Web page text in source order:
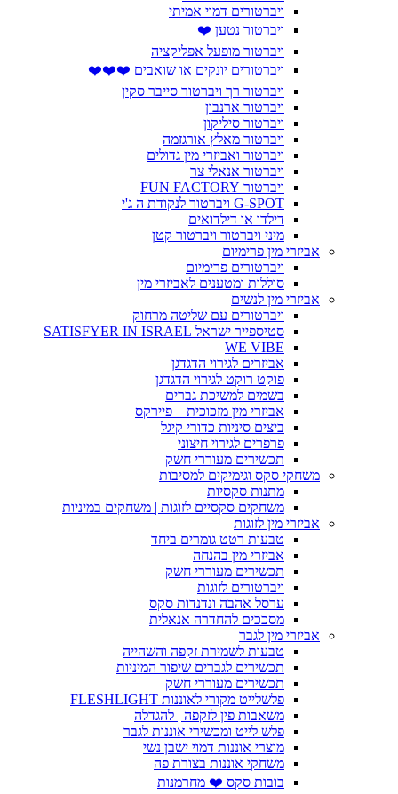
ויברטורים דמוי אמיתי
ויברטור נטען ❤️
ויברטור מופעל אפליקציה
ויברטורים יונקים או שואבים ❤️❤️❤️
ויברטור רך ויברטור סייבר סקין
ויברטור ארנבון
ויברטור סיליקון
ויברטור מאלץ אורגזמה
ויברטור ואביזרי מין גדולים
ויברטור אנאלי צר
ויברטור FUN FACTORY
G-SPOT ויברטור לנקודת ה ג'י
דילדו או דילדואים
מיני ויברטור ויברטור קטן
אביזרי מין פרימיום
ויברטורים פרימיום
סוללות ומטענים לאביזרי מין
אביזרי מין לנשים
ויברטורים עם שליטה מרחוק
סטיספייר ישראל SATISFYER IN ISRAEL
WE VIBE
אביזרים לגירוי הדגדגן
פוקט רוקט לגירוי הדגדגן
בשמים למשיכת גברים
אביזרי מין מזכוכית – פיירקס
ביצים סיניות כדורי קיגל
פרפרים לגירוי חיצוני
תכשירים מעוררי חשק
משחקי סקס וגימיקים למסיבות
מתנות סקסיות
משחקים סקסיים לזוגות | משחקים במיניות
אביזרי מין לזוגות
טבעות רטט גומרים ביחד
אביזרי מין בהנחה
תכשירים מעוררי חשק
ויברטורים לזוגות
ערסל אהבה ונדנדות סקס
מסככים להחדרה אנאלית
אביזרי מין לגבר
טבעות לשמירת זקפה והשהייה
תכשירים לגברים שיפור המיניות
תכשירים מעוררי חשק
פלשלייט מקורי לאוננות FLESHLIGHT
משאבות פין לזקפה | להגדלה
פלש לייט ומכשירי אוננות לגבר
מוצרי אוננות דמוי ישבן נשי
משחקי אוננות בצורת פה
בובות סקס ❤️ מחרמנות